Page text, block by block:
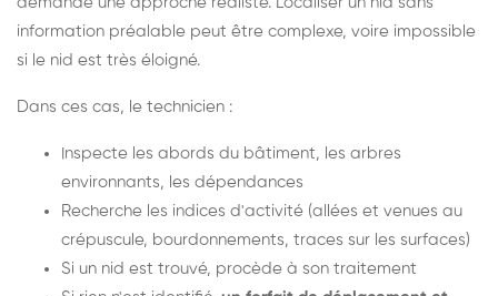
information préalable peut être complexe, voire impossible
si le nid est très éloigné.
Dans ces cas, le technicien :
Inspecte les abords du bâtiment, les arbres
environnants, les dépendances
Recherche les indices d'activité (allées et venues au
crépuscule, bourdonnements, traces sur les surfaces)
Si un nid est trouvé, procède à son traitement